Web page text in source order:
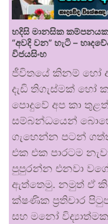
හදිසි මානසික
“අවදි වන” හැටි –
විජයසිංහ
ජීවිතයේ කිනම් හෝ
දැඩි තිගැස්මක් හෝ
පොදුවේ අප කා
සම්බන්ධයෙන්
ගැහෙන්න පටන්
එක එක පාරටම
පුපුරන්න එනවා වගේ
ඇත්තෙමු. නමුත් ඒ
ක්ෂණික ප්‍රතිචාර
සහ මනෝ